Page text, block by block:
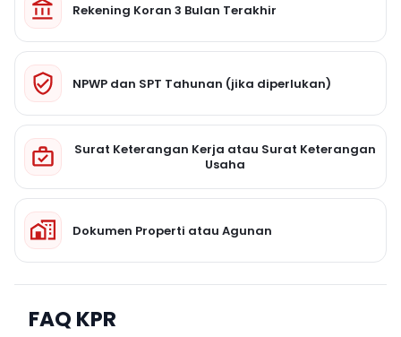
Rekening Koran 3 Bulan Terakhir
NPWP dan SPT Tahunan (jika diperlukan)
Surat Keterangan Kerja atau Surat Keterangan
Usaha
Dokumen Properti atau Agunan
FAQ KPR